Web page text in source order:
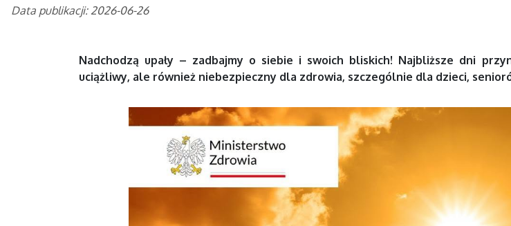
Data publikacji: 2026-06-26
Nadchodzą upały – zadbajmy o siebie i swoich bliskich! Najbliższe dni
uciążliwy, ale również niebezpieczny dla zdrowia, szczególnie dla dzieci,